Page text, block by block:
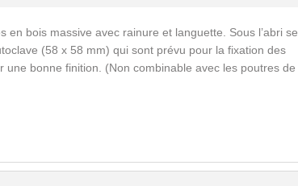
en bois massive avec rainure et languette. Sous l’abri se
(58 x 58 mm) qui sont prévu pour la fixation des
une bonne finition. (Non combinable avec les poutres de